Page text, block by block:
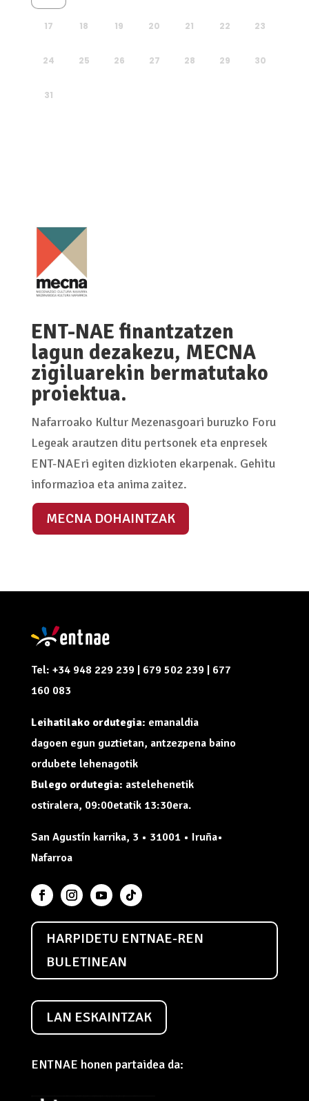
17 18 19 20 21 22 23
24 25 26 27 28 29 30
31
ENT-NAE finantzatzen
lagun dezakezu, MECNA
zigiluarekin bermatutako
proiektua.
Nafarroako Kultur Mezenasgoari buruzko Foru
Legeak arautzen ditu pertsonek eta enpresek
ENT-NAEri egiten dizkioten ekarpenak. Gehitu
informazioa eta anima zaitez.
MECNA DOHAINTZAK
Tel: +34 948 229 239 | 679 502 239 | 677
160 083
Leihatilako ordutegia: emanaldia
dagoen egun guztietan, antzezpena baino
ordubete lehenagotik
Bulego ordutegia: astelehenetik
ostiralera, 09:00etatik 13:30era.
San Agustín karrika, 3 • 31001 • Iruña•
Nafarroa
HARPIDETU ENTNAE-REN
BULETINEAN
LAN ESKAINTZAK
ENTNAE honen partaidea da: